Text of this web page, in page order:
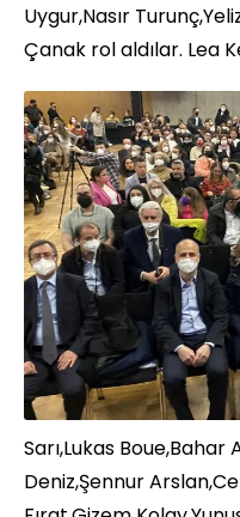
Uygur,Nasır
Çanak rol aldılar. Lea
Sarı,Lukas Boue,Bahar
Deniz,Şennur